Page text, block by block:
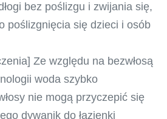
bez poślizgu i zwijania się,
poślizgnięcia się dzieci i osób
Ze względu na bezwłosą
woda szybko
nie mogą przyczepić się
dywanik do łazienki